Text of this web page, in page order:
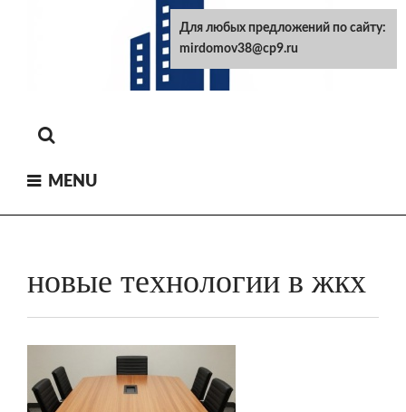
MENU
новые технологии в жкх
Для любых предложений по сайту:
mirdomov38@cp9.ru